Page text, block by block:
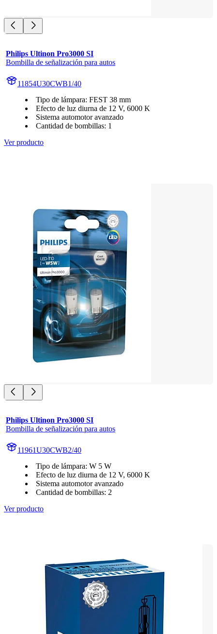
Philips Ultinon Pro3000 SI
Bombilla de señalización para autos
11854U30CWB1/40
Tipo de lámpara: FEST 38 mm
Efecto de luz diurna de 12 V, 6000 K
Sistema automotor avanzado
Cantidad de bombillas: 1
Ver producto
Philips Ultinon Pro3000 SI
Bombilla de señalización para autos
11961U30CWB2/40
Tipo de lámpara: W 5 W
Efecto de luz diurna de 12 V, 6000 K
Sistema automotor avanzado
Cantidad de bombillas: 2
Ver producto